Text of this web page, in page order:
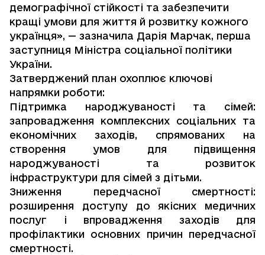
демографічної стійкості та забезпечити
кращі умови для життя й розвитку кожного
українця», — зазначила Дарія Марчак, перша
заступниця Міністра соціальної політики
України.
Затверджений план охоплює ключові
напрямки роботи:
Підтримка народжуваності та сімей:
запровадження комплексних соціальних та
економічних заходів, спрямованих на
створення умов для підвищення
народжуваності та розвиток
інфраструктури для сімей з дітьми.
Зниження передчасної смертності:
розширення доступу до якісних медичних
послуг і впровадження заходів для
профілактики основних причин передчасної
смертності.